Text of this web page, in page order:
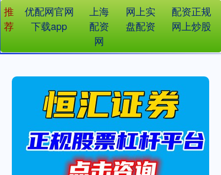
推
荐
优配网官网
下载app
上海
配资
网
网上实
盘配资
配资正规
网上炒股